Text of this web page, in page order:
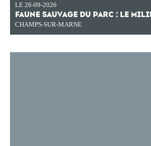
LE 26-09-2026
FAUNE SAUVAGE DU PARC : LE
CHAMPS-SUR-MARNE